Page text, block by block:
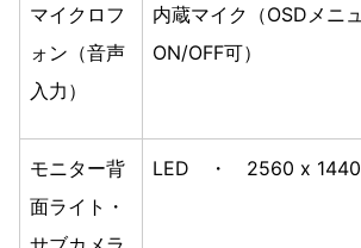
マイクロフ
ォン（音声
入力）
内蔵マイク（OSDメニ
ON/OFF可）
モニター背
面ライト・
LED ・ 2560 x